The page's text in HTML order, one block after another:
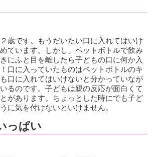
歳です。もうだいたい口に入れてはいけ
ています。しかし、ペットボトルで飲み
にふと目を離したら子どもの口に何か入
口に入っていたものはペットボトルのキ
口に入れてはいけないと分かっていなが
るのです。子どもは親の反応が面白くて
があります。ちょっとした時にでも子ど
に気を付けないといけません。
っぱい